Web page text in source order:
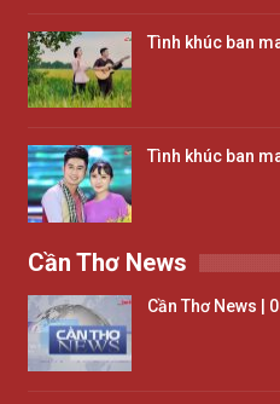
Tình khúc ban
Tình khúc ban
Cần Thơ News
Cần Thơ News |